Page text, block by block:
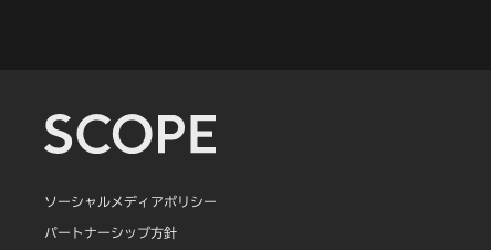
ソーシャルメディアポリシー
パートナーシップ方針